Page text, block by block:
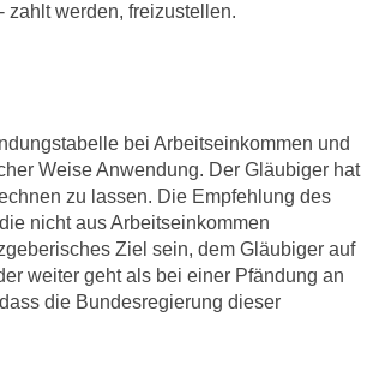
werden, freizustellen.
bei Arbeitseinkommen und
Weise Anwendung. Der Gläubiger hat
zu lassen. Die Empfehlung des
nicht aus Arbeitseinkommen
Ziel sein, dem Gläubiger auf
weiter geht als bei einer Pfändung an
die Bundesregierung dieser